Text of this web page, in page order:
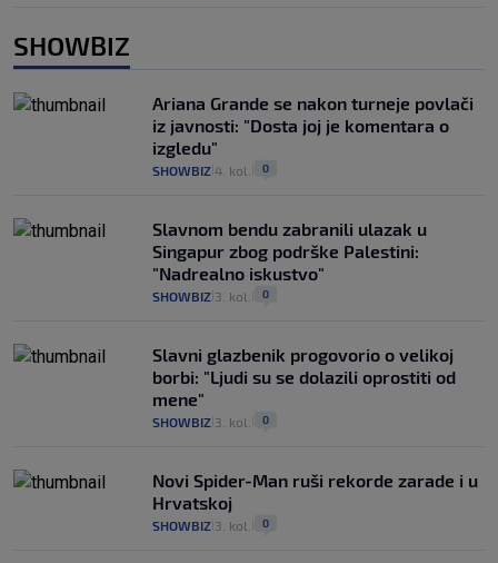
SHOWBIZ
Ariana Grande se nakon turneje povlači
iz javnosti: "Dosta joj je komentara o
izgledu"
SHOWBIZ 4. kol. 0
Slavnom bendu zabranili ulazak u
Singapur zbog podrške Palestini:
"Nadrealno iskustvo"
SHOWBIZ 3. kol. 0
Slavni glazbenik progovorio o velikoj
borbi: "Ljudi su se dolazili oprostiti od
mene"
SHOWBIZ 3. kol. 0
Novi Spider-Man ruši rekorde zarade i u
Hrvatskoj
SHOWBIZ 3. kol. 0